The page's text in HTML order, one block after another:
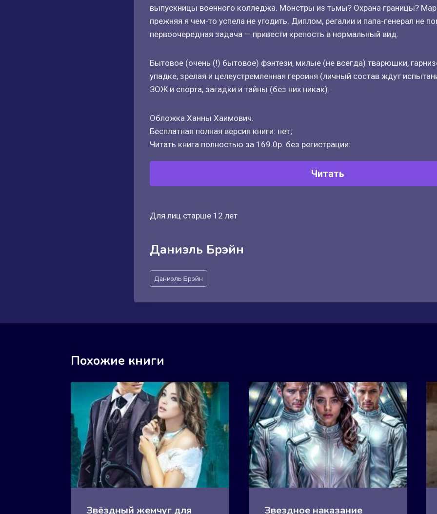
выпускницы военного колледжа. Монстры из тьмы? Охрана границы?
прежняя я чем-то успела не угодить. Диплом, регалии и папа-генерал не
первоочередная задача — привести крепость в нормальный вид.
Бытовое (очень (!) бытовое) фэнтези, милые (не всегда) тварюшки,
упадке, зрелая и целеустремленная героиня (личный состав ждут
ЗОЖ и спорта, загадки и тайны (без них никак).
Обложка Ханны Хаимович.
Бесплатная полная версия книги: нет;
Читать книга полностью за 169.0р. без регистрации:
Читать
Для лиц старше 12 лет
Даниэль Брэйн
Метки
записи:
Даниэль Брэйн
Похожие книги
Звёздный жемчуг для Звездное наказание